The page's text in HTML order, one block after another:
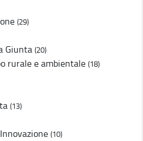
(29)
Giunta (20)
rurale e ambientale (18)
(13)
(10)